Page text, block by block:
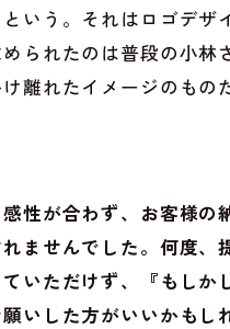
いう。それはロゴデザ
られたのは普段の小林
離れたイメージのもの
感性が合わず、お客様の
ませんでした。何度、
いただけず、『もしか
いした方がいいかもし